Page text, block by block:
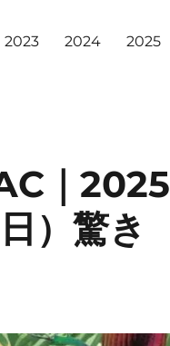
2023 2024 2025
｜2025
）驚き